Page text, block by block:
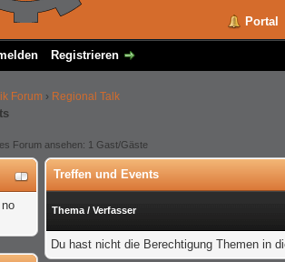
Portal
Registrieren
Forum › Regional Talk
Forum ansehen: 1 Gast/Gäste
Treffen und Events
Thema / Verfasser
Du hast nicht die Berechtigung Themen in